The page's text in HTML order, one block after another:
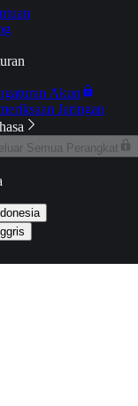
Akun
Jaringan
Semua Perangkat